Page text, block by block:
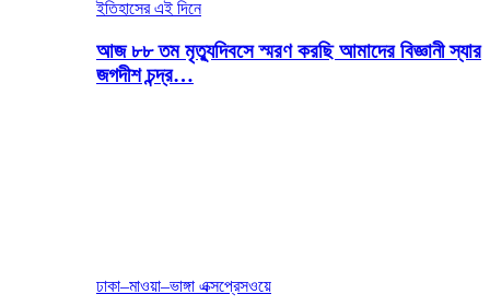
ইতিহাসের এই দিনে
আজ ৮৮ তম মৃত্যুদিবসে স্মরণ করছি আমাদের বিজ্ঞানী স্যার
জগদীশ চন্দ্র…
ঢাকা–মাওয়া–ভাঙ্গা এক্সপ্রেসওয়ে